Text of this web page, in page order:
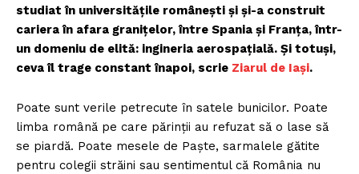
studiat în universitățile românești și și-a construit
cariera în afara granițelor, între Spania și Franța, într-
un domeniu de elită: ingineria aerospațială. Și totuși,
ceva îl trage constant înapoi, scrie Ziarul de Iași.
Poate sunt verile petrecute în satele bunicilor. Poate
limba română pe care părinții au refuzat să o lase să
se piardă. Poate mesele de Paște, sarmalele gătite
pentru colegii străini sau sentimentul că România nu